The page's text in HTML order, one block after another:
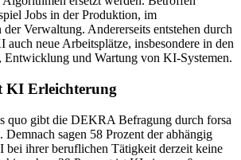
Jobs in der Produktion, im
Verwaltung. Andererseits entstehen durch
neue Arbeitsplätze, insbesondere in den
Entwicklung und Wartung von KI-Systemen.
KI Erleichterung
quo gibt die DEKRA Befragung durch forsa
Demnach sagen 58 Prozent der abhängig
bei ihrer beruflichen Tätigkeit derzeit keine